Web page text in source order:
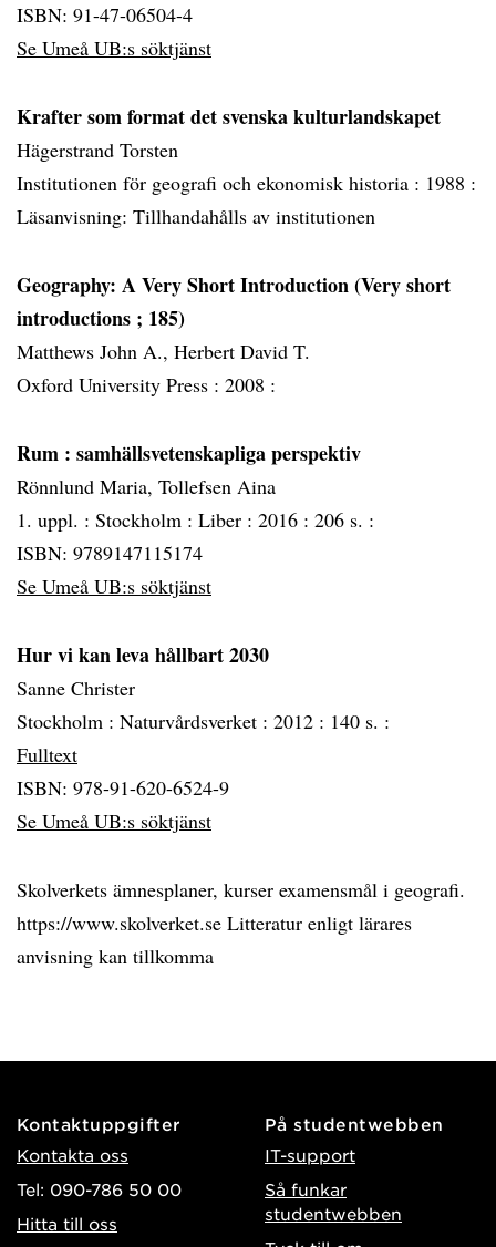
ISBN: 91-47-06504-4
Se Umeå UB:s söktjänst
Krafter som format det svenska kulturlandskapet
Hägerstrand Torsten
Institutionen för geografi och ekonomisk historia : 1988 :
Läsanvisning: Tillhandahålls av institutionen
Geography: A Very Short Introduction (Very short
introductions ; 185)
Matthews John A., Herbert David T.
Oxford University Press : 2008 :
Rum : samhällsvetenskapliga perspektiv
Rönnlund Maria, Tollefsen Aina
1. uppl. : Stockholm : Liber : 2016 : 206 s. :
ISBN: 9789147115174
Se Umeå UB:s söktjänst
Hur vi kan leva hållbart 2030
Sanne Christer
Stockholm : Naturvårdsverket : 2012 : 140 s. :
Fulltext
ISBN: 978-91-620-6524-9
Se Umeå UB:s söktjänst
Skolverkets ämnesplaner, kurser examensmål i geografi.
https://www.skolverket.se Litteratur enligt lärares
anvisning kan tillkomma
Kontaktuppgifter
Kontakta oss
Tel: 090-786 50 00
Hitta till oss
På studentwebben
IT-support
Så funkar
studentwebben